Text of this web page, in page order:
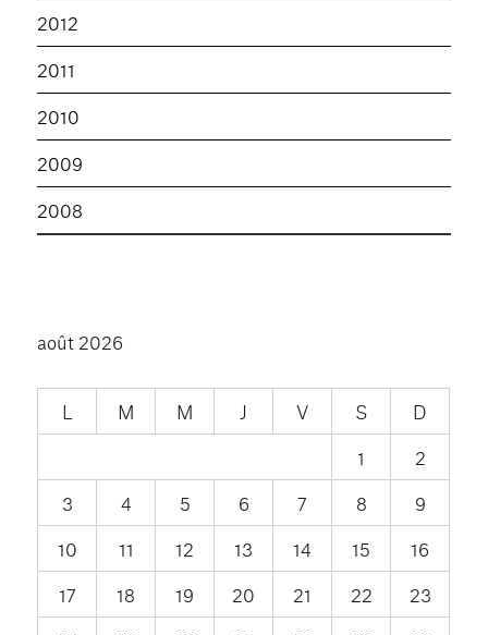
2012
2011
2010
2009
2008
août 2026
L M M J V S
D
1
2
3
4 5 6 7 8
9
10
11 12 13 14 15
16
17
18 19 20 21 22
23